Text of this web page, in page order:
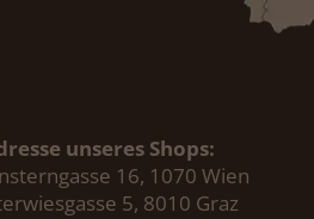
unseres Shops:
16, 1070 Wien
5, 8010 Graz